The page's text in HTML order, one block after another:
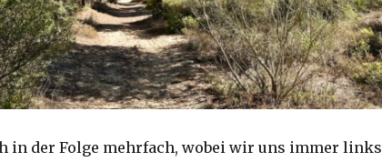
in der Folge mehrfach, wobei wir uns immer links